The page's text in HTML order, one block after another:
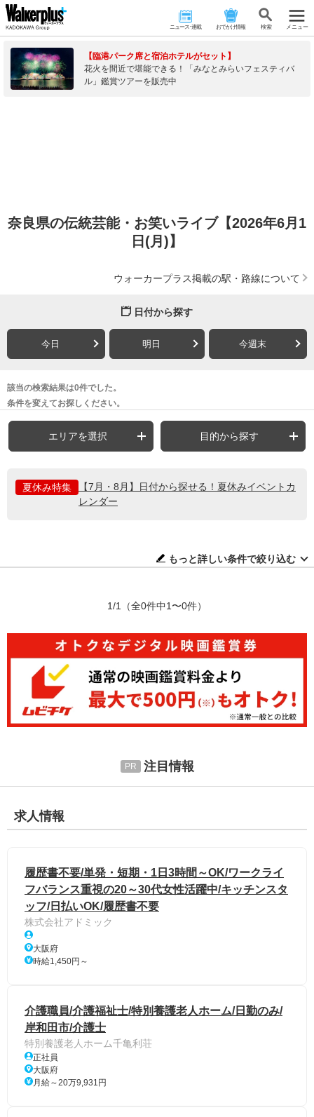
ニュース･連載 おでかけ情報 検 索 メニュー
【臨港パーク席と宿泊ホテルがセット】
花火を間近で堪能できる！「みなとみらいフェスティバ
ル」鑑賞ツアーを販売中
奈良県の伝統芸能・お笑いライブ【2026年6月1
日(月)】
ウォーカープラス掲載の駅・路線について
日付から探す
今日 明日 今週末
該当の検索結果は0件でした。
条件を変えてお探しください。
エリアを選択 目的から探す
夏休み特集
【7月・8月】日付から探せる！夏休みイベントカ
レンダー
もっと詳しい条件で絞り込む
1/1 （全0件中1〜0件）
注目情報
求人情報
履歴書不要/単発・短期・1日3時間～OK/ワークライ
フバランス重視の20～30代女性活躍中/キッチンスタ
ッフ/日払いOK/履歴書不要
株式会社アドミック
大阪府
時給1,450円～
介護職員/介護福祉士/特別養護老人ホーム/日勤のみ/
岸和田市/介護士
特別養護老人ホーム千亀利荘
正社員
大阪府
月給～20万9,931円